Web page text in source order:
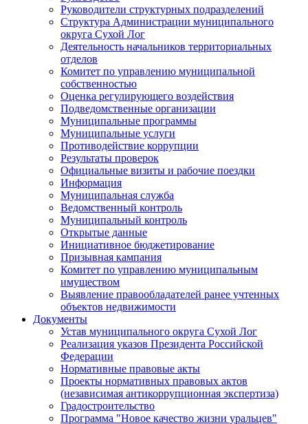
Руководители структурных подразделений
Структура Администрации муниципального
округа Сухой Лог
Деятельность начальников территориальных
отделов
Комитет по управлению муниципальной
собственностью
Оценка регулирующего воздействия
Подведомственные организации
Муниципальные программы
Муниципальные услуги
Противодействие коррупции
Результаты проверок
Официальные визиты и рабочие поездки
Информация
Муниципальная служба
Ведомственный контроль
Муниципальный контроль
Открытые данные
Инициативное бюджетирование
Призывная кампания
Комитет по управлению муниципальным
имуществом
Выявление правообладателей ранее учтенных
объектов недвижимости
Документы
Устав муниципального округа Сухой Лог
Реализация указов Президента Российской
Федерации
Нормативные правовые акты
Проекты нормативных правовых актов
(независимая антикоррупционная экспертиза)
Градостроительство
Программа "Новое качество жизни уральцев"